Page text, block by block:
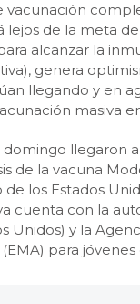
vacunación
lejos de la meta
alcanzar la
genera
llegando y en
masiva
llegaron
de la vacuna
los Estados
cuenta con la
Unidos) y la
para jóvenes